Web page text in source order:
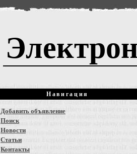
Навигация
Добавить объявление
Поиск
Новости
Статьи
Контакты